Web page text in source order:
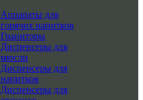
Аппараты для
горячих напитков
Граниторы
Диспенсеры для
мюсли
Диспенсеры для
напитков
Диспенсеры для